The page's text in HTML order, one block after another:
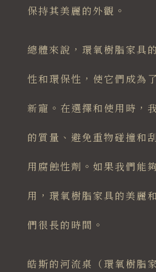
保持其美麗的外觀。
總體來說，環氧樹脂家具
性和環保性，使它們成為
新寵。在選擇和使用時，
的質量、避免重物碰撞和
用腐蝕性劑。如果我們能
用，環氧樹脂家具的美麗
們很長的時間。
皓斯的河流桌（環氧樹脂